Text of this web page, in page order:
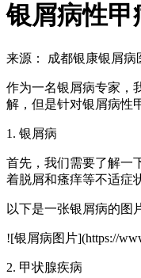
银屑病性甲
来源： 成都银康银屑病
作为一名银屑病专家，
解，但是针对银屑病性
1. 银屑病
首先，我们需要了解一
着脱屑和瘙痒等不适症
以下是一张银屑病的图
![银屑病图片](https://
2. 甲状腺疾病